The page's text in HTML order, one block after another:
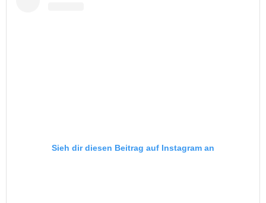
Sieh dir diesen Beitrag auf Instagram an